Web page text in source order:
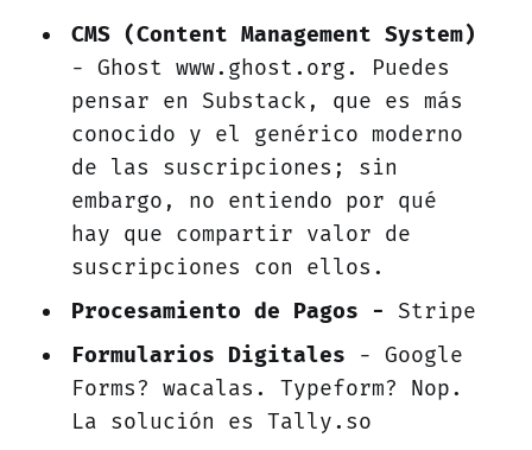
CMS (Content Management System)
- Ghost www.ghost.org. Puedes
pensar en Substack, que es más
conocido y el genérico moderno
de las suscripciones; sin
embargo, no entiendo por qué
hay que compartir valor de
suscripciones con ellos.
Procesamiento de Pagos - Stripe
Formularios Digitales - Google
Forms? wacalas. Typeform? Nop.
La solución es Tally.so